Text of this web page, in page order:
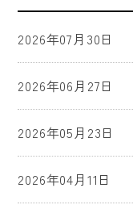
2026年07月30日
2026年06月27日
2026年05月23日
2026年04月11日